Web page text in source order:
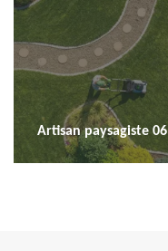
Artisan paysagiste 06